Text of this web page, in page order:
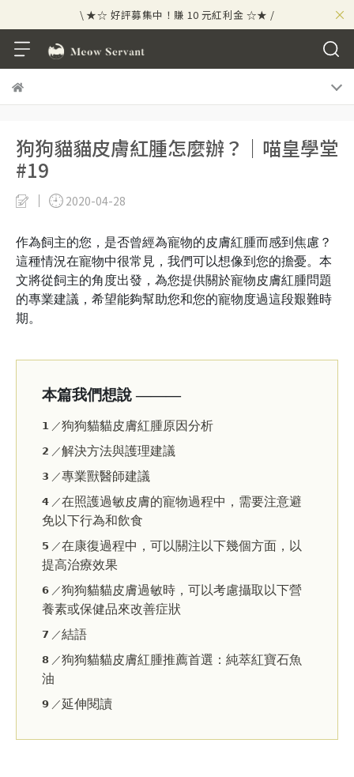
×
\ ★☆ 好評募集中！賺 10 元紅利金 ☆★ /
⟡⣠𝘄𝗲𝗹𝗰𝗼𝗺𝗲 ⁘ 新會員贈 50 元紅利金
\ ★☆ 好評募集中！賺 10 元紅利金 ☆★ /
狗狗貓貓皮膚紅腫怎麼辦？｜喵皇學堂
#19
2020-04-28
作為飼主的您，是否曾經為寵物的皮膚紅腫而感到焦慮？
這種情況在寵物中很常見，我們可以想像到您的擔憂。本
文將從飼主的角度出發，為您提供關於寵物皮膚紅腫問題
的專業建議，希望能夠幫助您和您的寵物度過這段艱難時
期。
本篇我們想說 ———
𝟭 ／狗狗貓貓皮膚紅腫原因分析
𝟮 ／解決方法與護理建議
𝟯 ／專業獸醫師建議
𝟰 ／在照護過敏皮膚的寵物過程中，需要注意避
免以下行為和飲食
𝟱 ／在康復過程中，可以關注以下幾個方面，以
提高治療效果
𝟲 ／狗狗貓貓皮膚過敏時，可以考慮攝取以下營
養素或保健品來改善症狀
𝟳 ／結語
𝟴 ／狗狗貓貓皮膚紅腫推薦首選：純萃紅寶石魚
油
𝟵 ／延伸閱讀